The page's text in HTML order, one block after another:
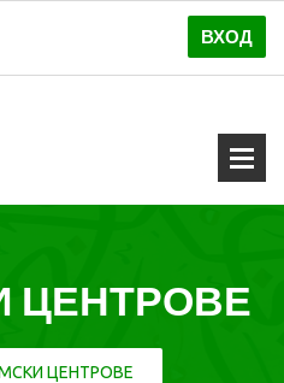
ВХОД
ЦЕНТРОВЕ
ЦЕНТРОВЕ